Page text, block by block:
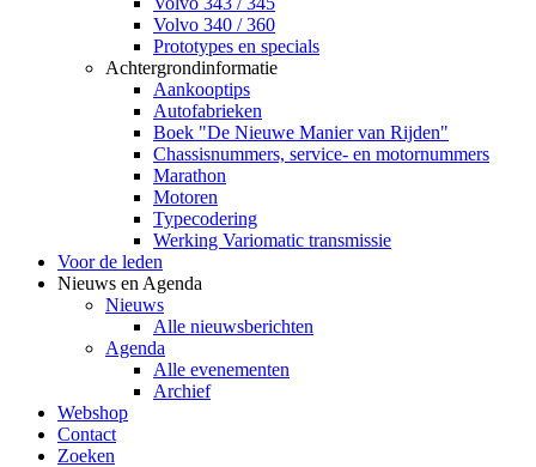
Volvo 340 / 360
Prototypes en specials
Achtergrondinformatie
Aankooptips
Autofabrieken
Boek "De Nieuwe Manier van Rijden"
Chassisnummers, service- en motornummers
Marathon
Motoren
Typecodering
Werking Variomatic transmissie
Voor de leden
Nieuws en Agenda
Nieuws
Alle nieuwsberichten
Agenda
Alle evenementen
Archief
Webshop
Contact
Zoeken